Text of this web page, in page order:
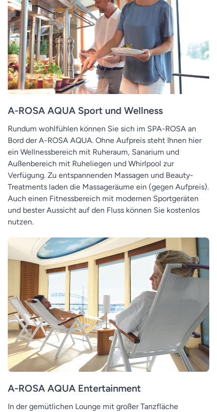
A-ROSA AQUA Sport und Wellness
Rundum wohlfühlen können Sie sich im SPA-ROSA an
Bord der A-ROSA AQUA. Ohne Aufpreis steht Ihnen hier
ein Wellnessbereich mit Ruheraum, Sanarium und
Außenbereich mit Ruheliegen und Whirlpool zur
Verfügung. Zu entspannenden Massagen und Beauty-
Treatments laden die Massageräume ein (gegen Aufpreis).
Auch einen Fitnessbereich mit modernen Sportgeräten
und bester Aussicht auf den Fluss können Sie kostenlos
nutzen.
A-ROSA AQUA Entertainment
In der gemütlichen Lounge mit großer Tanzfläche